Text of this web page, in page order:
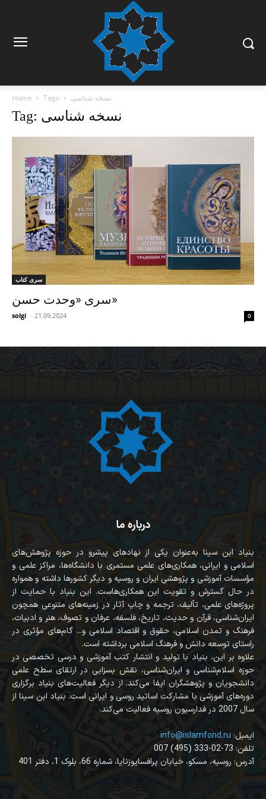
Home Tags نسخه شناسی
Tag: نسخه شناسی
سری کتاب
سری «وحدت حسن»
solgi - 21.09.2024 0
درباره ما
بنیاد ابن سینا به‌عنوان یکی از نهادهای پیشرو در حوزه پژوهش‌های
اسلامی و ایرانی، همکاری‌های علمی مستمری با دانشگاه‌ها، مراکز علمی و
مؤسسات آموزشی و پژوهشی ایران و روسیه و دیگر کشورها داشته و همواره
در حال گسترش و تقویت این همکاری‌هاست. این بنیاد با حمایت از
پروژه‌های علمی، تألیف، ترجمه و چاپ آثار در زمینه‌های متنوعی همچون
ایران‌شناسی، قرآن‌ و حدیث، تاریخ، فلسفه، عرفان و تصوف، هنر و ادبیات،
فرهنگ و تمدن اسلامی، حقوق و اقتصاد اسلامی و... گام‌های مؤثری در
راستای توسعه دانش و فرهنگ اسلامی برداشته است.
علاوه بر این، بنیاد با تولید و انتشار کتب آموزشی و درسی تخصصی در
حوزه اسلام‌شناسی و ایران‌شناسی، نقش بسزایی در ارتقای سطح علمی
دانشجویان و پژوهشگران ایفا می‌کند. از دیگر فعالیت‌های بنیاد برگزاری
دوره‌های آموزشی با مشارکت اساتید روسی و ایرانی است. بنیاد ابن سینا از
سال 2007 در فدارسیون روسیه فعالیت می‌کند.
info@islamfond.ru :ایمیل
007 (495) 333-02-73 :تلفن
آدرس: روسیه، مسکو، خیابان پرافسایوزنایا، شماره 66، بلوک 1، دفتر 401